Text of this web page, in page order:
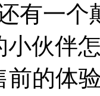
有一个
小伙伴
前的体